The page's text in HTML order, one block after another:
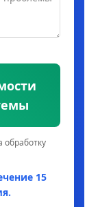
обработку
15